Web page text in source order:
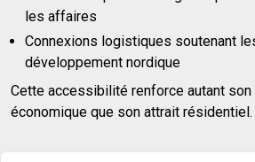
les affaires
Connexions logistiques soutenant
développement nordique
Cette accessibilité renforce autant son
économique que son attrait résidentiel.